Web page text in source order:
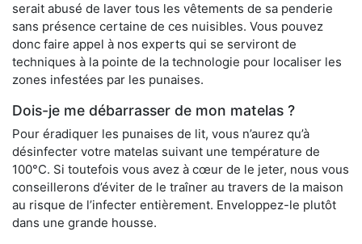
serait abusé de laver tous les vêtements de sa penderie
sans présence certaine de ces nuisibles. Vous pouvez
donc faire appel à nos experts qui se serviront de
techniques à la pointe de la technologie pour localiser les
zones infestées par les punaises.
Dois-je me débarrasser de mon matelas ?
Pour éradiquer les punaises de lit, vous n’aurez qu’à
désinfecter votre matelas suivant une température de
100°C. Si toutefois vous avez à cœur de le jeter, nous vous
conseillerons d’éviter de le traîner au travers de la maison
au risque de l’infecter entièrement. Enveloppez-le plutôt
dans une grande housse.